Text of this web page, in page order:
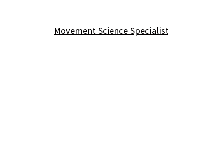
Movement Science Specialist